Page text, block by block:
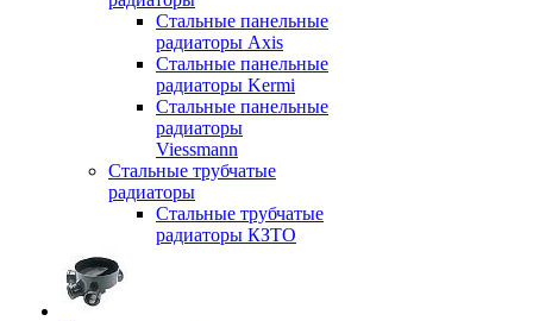
Стальные панельные
радиаторы Axis
Стальные панельные
радиаторы Kermi
Стальные панельные
радиаторы
Viessmann
Стальные трубчатые
радиаторы
Стальные трубчатые
радиаторы КЗТО